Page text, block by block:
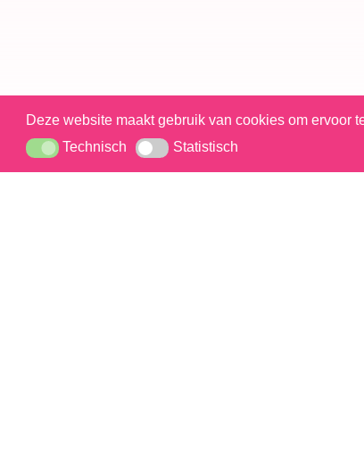
Deze website maakt gebruik van cookies om ervoor
TechnischTechnisch StatistischStatistisch